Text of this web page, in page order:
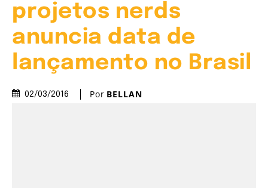
projetos nerds
anuncia data de
lançamento no Brasil
02/03/2016 Por BELLAN